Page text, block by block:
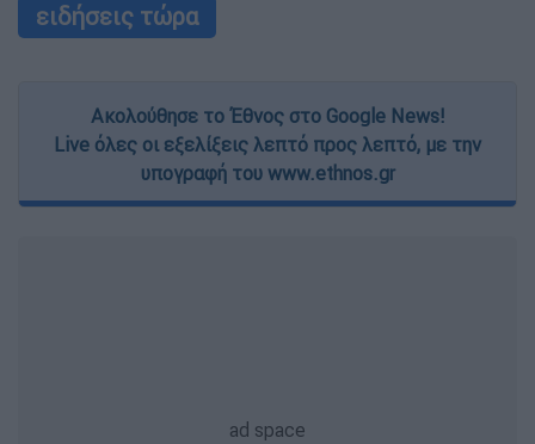
ειδήσεις τώρα
Ακολούθησε το Έθνος στο Google News!
Live όλες οι εξελίξεις λεπτό προς λεπτό, με την
υπογραφή του www.ethnos.gr